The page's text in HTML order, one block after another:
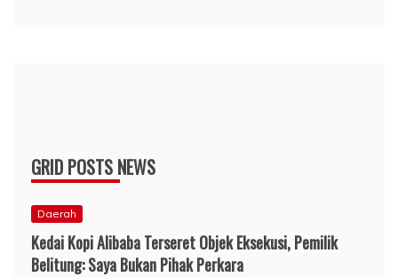
GRID POSTS NEWS
Daerah
Kedai Kopi Alibaba Terseret Objek Eksekusi, Pemilik
Belitung: Saya Bukan Pihak Perkara